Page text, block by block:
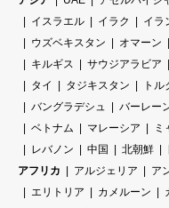
イスラエル
イラク イラ
ウズベキスタン
オマーン
キルギス
サウジアラビア
タイ
タジキスタン ト
バングラデシュ
バーレー
ベトナム
マレーシア ミ
レバノン
中国 北朝鮮
アフリカ
アルジェリア ア
エリトリア
カメルーン